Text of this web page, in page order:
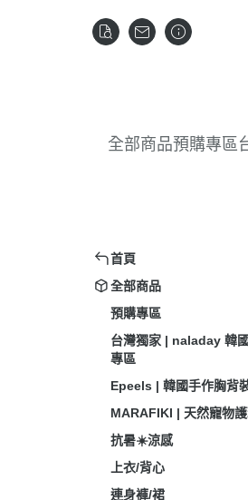
全部商品預購專區
首頁
全部商品
預購專區
台灣獨家 | naladay 韓
專區
Epeels | 韓國手作胸背
MARAFIKI | 天然寵物
抗暑☀️涼感
上衣/背心
連身褲/裙